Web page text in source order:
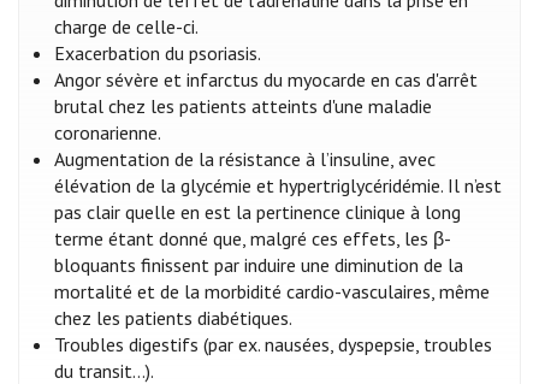
charge de celle-ci.
Exacerbation du psoriasis.
Angor sévère et infarctus du myocarde en cas d'arrêt
brutal chez les patients atteints d'une maladie
coronarienne.
Augmentation de la résistance à l’insuline, avec
élévation de la glycémie et hypertriglycéridémie. Il n’est
pas clair quelle en est la pertinence clinique à long
terme étant donné que, malgré ces effets, les β-
bloquants finissent par induire une diminution de la
mortalité et de la morbidité cardio-vasculaires, même
chez les patients diabétiques.
Troubles digestifs (par ex. nausées, dyspepsie, troubles
du transit…).